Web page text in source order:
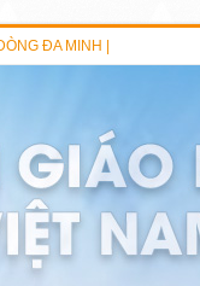
ĐA MINH |